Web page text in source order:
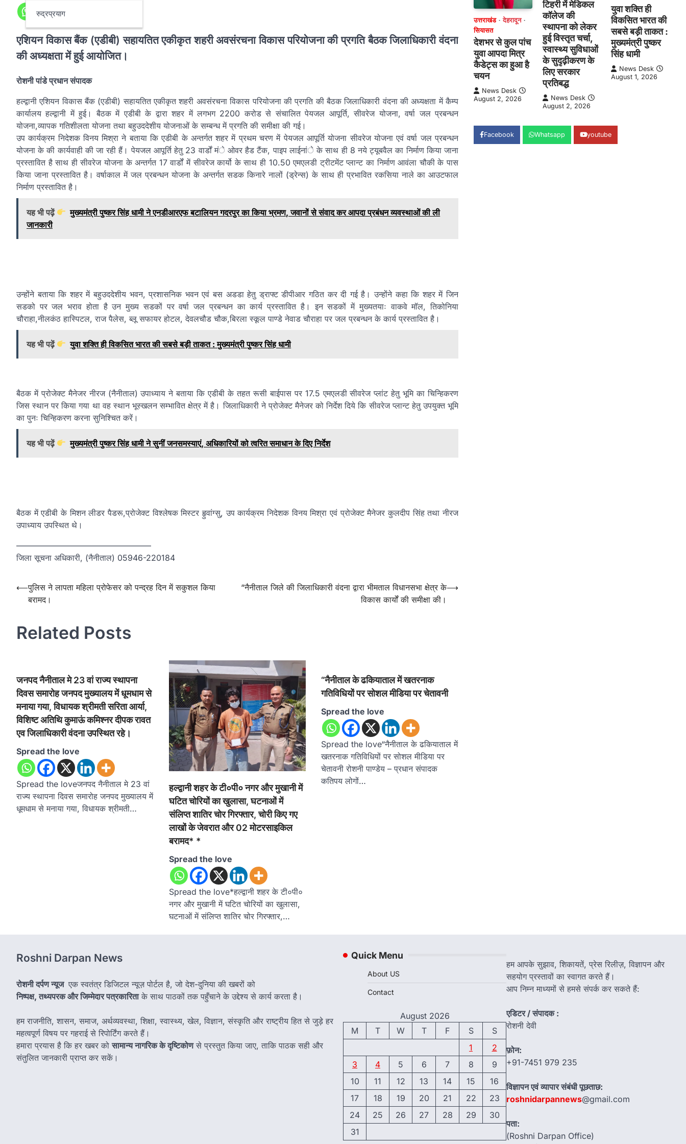
रुद्रप्रयाग
एशियन विकास बैंक (एडीबी) सहायतित एकीकृत शहरी अवसंरचना विकास परियोजना की प्रगति बैठक जिलाधिकारी वंदना
की अध्यक्षता में हुई आयोजित।
रोशनी पांडे प्रधान संपादक
हल्द्वानी एशियन विकास बैंक (एडीबी) सहायतित एकीकृत शहरी अवसंरचना विकास परियोजना की प्रगति की बैठक जिलाधिकारी वंदना की अध्यक्षता में कैम्प
कार्यालय हल्द्वानी में हुई। बैठक में एडीबी के द्वारा शहर में लगभग 2200 करोड से संचालित पेयजल आपूर्ति, सीवरेज योजना, वर्षा जल प्रबन्धन
योजना,व्यापक गतिशीलता योजना तथा बहुउददेशीय योजनाओं के सम्बन्ध में प्रगति की समीक्षा की गई।
उप कार्यक्रम निदेशक विनय मिश्रा ने बताया कि एडीबी के अन्तर्गत शहर में प्रथम चरण में पेयजल आपूर्ति योजना सीवरेज योजना एवं वर्षा जल प्रबन्धन
योजना के की कार्यवाही की जा रही हैं। पेयजल आपूर्ति हेतु 23 वार्डों मंे ओवर हैड टैंक, पाइप लाईनांे के साथ ही 8 नये ट्यूबवैल का निर्माण किया जाना
प्रस्तावित है साथ ही सीवरेज योजना के अन्तर्गत 17 वार्डों में सीवरेज कार्यो के साथ ही 10.50 एमएलडी ट्रीटमेंट प्लान्ट का निर्माण आवंला चौकी के पास
किया जाना प्रस्तावित है। वर्षाकाल में जल प्रबन्धन योजना के अन्तर्गत सडक किनारे नालों (ड्रेन्स) के साथ ही प्रभावित रकसिया नाले का आउटफाल
निर्माण प्रस्तावित है।
यह भी पढ़ें
मुख्यमंत्री पुष्कर सिंह धामी ने एनडीआरएफ बटालियन गदरपुर का किया भ्रमण, जवानों से संवाद कर आपदा प्रबंधन व्यवस्थाओं की ली
जानकारी
उन्होंने बताया कि शहर में बहुउददेशीय भवन, प्रशासनिक भवन एवं बस अडडा हेतु ड्राफ्ट डीपीआर गठित कर दी गई है। उन्होंने कहा कि शहर में जिन
सडको पर जल भराव होता है उन मुख्य सडकों पर वर्षा जल प्रबन्धन का कार्य प्रस्तावित है। इन सडकों में मुख्यतयाः वाकवे मॉल, तिकोनिया
चौराहा,नीलकंठ हास्पिटल, राज पैलेस, ब्लू सफायर होटल, देवलचौड चौक,बिरला स्कूल पाण्डे नेवाड चौराहा पर जल प्रबन्धन के कार्य प्रस्तावित है।
यह भी पढ़ें युवा शक्ति ही विकसित भारत की सबसे बड़ी ताकत : मुख्यमंत्री पुष्कर सिंह धामी
बैठक में प्रोजेक्ट मैनेजर नीरज (नैनीताल) उपाध्याय ने बताया कि एडीबी के तहत रूसी बाईपास पर 17.5 एमएलडी सीवरेज प्लांट हेतु भूमि का चिन्हिकरण
जिस स्थान पर किया गया था वह स्थान भूस्खलन सम्भावित क्षेत्र में है। जिलाधिकारी ने प्रोजेक्ट मैनेजर को निर्देश दिये कि सीवरेज प्लान्ट हेतु उपयुक्त भूमि
का पुनः चिन्हिकरण करना सुनिश्चित करें।
यह भी पढ़ें मुख्यमंत्री पुष्कर सिंह धामी ने सुनीं जनसमस्याएं, अधिकारियों को त्वरित समाधान के दिए निर्देश
बैठक में एडीबी के मिशन लीडर पैडरू,प्रोजेक्ट विश्लेषक मिस्टर हृुवांग्सु, उप कार्यक्रम निदेशक विनय मिश्रा एवं प्रोजेक्ट मैनेजर कुलदीप सिंह तथा नीरज
उपाध्याय उपस्थित थे।
————————————————–
जिला सूचना अधिकारी, (नैनीताल) 05946-220184
Post
navigation
⟵पुलिस ने लापता महिला प्रोफेसर को पन्द्रह दिन में सकुशल किया
बरामद।
“नैनीताल जिले की जिलाधिकारी वंदना द्वारा भीमताल विधानसभा क्षेत्र के
विकास कार्यों की समीक्षा की।
⟶
Related Posts
जनपद नैनीताल मे 23 वां राज्य स्थापना
दिवस समारोह जनपद मुख्यालय में धूमधाम से
मनाया गया, विधायक श्रीमती सरिता आर्या,
विशिष्ट अतिथि कुमाऊं कमिश्नर दीपक रावत
एव जिलाधिकारी वंदना उपस्थित रहे।
Spread the love
Spread the loveजनपद नैनीताल मे 23 वां
राज्य स्थापना दिवस समारोह जनपद मुख्यालय में
धूमधाम से मनाया गया, विधायक श्रीमती…
हल्द्वानी शहर के टी०पी० नगर और मुखानी में
घटित चोरियों का खुलासा, घटनाओं में
संलिप्त शातिर चोर गिरफ्तार, चोरी किए गए
लाखों के जेवरात और 02 मोटरसाइकिल
बरामद* *
Spread the love
Spread the love*हल्द्वानी शहर के टी०पी०
नगर और मुखानी में घटित चोरियों का खुलासा,
घटनाओं में संलिप्त शातिर चोर गिरफ्तार,…
“नैनीताल के ढकियाताल में खतरनाक
गतिविधियों पर सोशल मीडिया पर चेतावनी
Spread the love
Spread the love“नैनीताल के ढकियाताल में
खतरनाक गतिविधियों पर सोशल मीडिया पर
चेतावनी रोशनी पाण्डेय – प्रधान संपादक
कतिपय लोगों…
उत्तराखंड
देहरादून
सियासत
देशभर से कुल पांच
युवा आपदा मित्र
कैडेट्स का हुआ है
चयन
News Desk
August 2, 2026
टिहरी में मेडिकल
कॉलेज की
स्थापना को लेकर
हुई विस्तृत चर्चा,
स्वास्थ्य सुविधाओं
के सुदृढ़ीकरण के
लिए सरकार
प्रतिबद्ध
News Desk
August 2, 2026
युवा शक्ति ही
विकसित भारत की
सबसे बड़ी ताकत :
मुख्यमंत्री पुष्कर
सिंह धामी
News Desk
August 1, 2026
Facebook Whatsapp youtube
Roshni Darpan News
रोशनी दर्पण न्यूज एक स्वतंत्र डिजिटल न्यूज़ पोर्टल है, जो देश-दुनिया की खबरों को
निष्पक्ष, तथ्यपरक और जिम्मेदार पत्रकारिताके साथ पाठकों तक पहुँचाने के उद्देश्य से कार्य करता है।
हम राजनीति, शासन, समाज, अर्थव्यवस्था, शिक्षा, स्वास्थ्य, खेल, विज्ञान, संस्कृति और राष्ट्रीय हित से जुड़े हर
महत्वपूर्ण विषय पर गहराई से रिपोर्टिंग करते हैं।
हमारा प्रयास है कि हर खबर कोसामान्य नागरिक के दृष्टिकोणसे प्रस्तुत किया जाए, ताकि पाठक सही और
संतुलित जानकारी प्राप्त कर सकें।
Quick Menu
About US
Contact
August 2026
M
T W T F S
S
1
2
3
4 5 6 7 8
9
10
11 12 13 14 15
16
17
18 19 20 21 22
23
24
25 26 27 28 29
30
31
हम आपके सुझाव, शिकायतें, प्रेस रिलीज़, विज्ञापन और
सहयोग प्रस्तावों का स्वागत करते हैं।
आप निम्न माध्यमों से हमसे संपर्क कर सकते हैं:
एडिटर / संपादक :
रोशनी देवी
फ़ोन:
+91-7451 979 235
विज्ञापन एवं व्यापार संबंधी पूछताछ:
roshnidarpannews@gmail.com
पता:
(Roshni Darpan Office)